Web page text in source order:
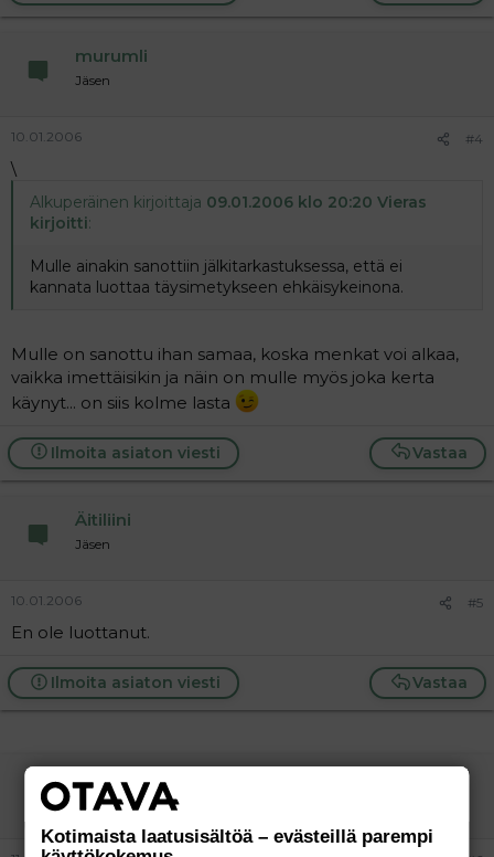
murumli
Jäsen
10.01.2006 #4
\
Alkuperäinen kirjoittaja 09.01.2006 klo 20:20 Vieras
kirjoitti:
Mulle ainakin sanottiin jälkitarkastuksessa, että ei
kannata luottaa täysimetykseen ehkäisykeinona.
Mulle on sanottu ihan samaa, koska menkat voi alkaa,
vaikka imettäisikin ja näin on mulle myös joka kerta
käynyt... on siis kolme lasta
Vastaa
Ilmoita asiaton viesti
Äitiliini
Jäsen
10.01.2006 #5
En ole luottanut.
Vastaa
Ilmoita asiaton viesti
Jaanuska
Aktiivinen jäsen
Kotimaista laatusisältöä – evästeillä parempi